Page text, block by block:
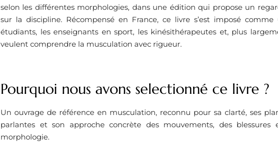
selon les différentes morphologies, dans une édition qui propose un
sur la discipline. Récompensé en France, ce livre s’est imposé
étudiants, les enseignants en sport, les kinésithérapeutes et, plus
veulent comprendre la musculation avec rigueur.
Pourquoi nous avons selectionné ce livre ?
Un ouvrage de référence en musculation, reconnu pour sa clarté, ses
parlantes et son approche concrète des mouvements, des blessures
morphologie.